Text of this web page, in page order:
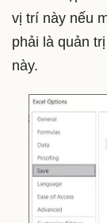
vị trí này nếu
phải là quản
này.